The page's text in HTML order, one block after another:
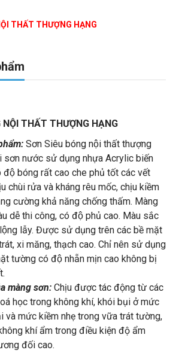
THẤT THƯỢNG HẠNG
NỘI THẤT THƯỢNG HẠNG
Sơn Siêu bóng nội thất thượng
sơn nước sử dụng nhựa Acrylic biến
độ bóng rất cao che phủ tốt các vết
chùi rửa và kháng rêu mốc, chịu kiềm
cường khả năng chống thấm. Màng
dễ thi công, có độ phủ cao. Màu sắc
lẫy. Được sử dụng trên các bề mặt
xi măng, thạch cao. Chỉ nên sử dụng
tường có độ nhẵn mịn cao không bị
màng sơn: Chịu được tác động từ các
học trong không khí, khói bụi ở mức
và mức kiềm nhẹ trong vữa trát tường,
khí ẩm trong điều kiện độ ẩm
đối cao.